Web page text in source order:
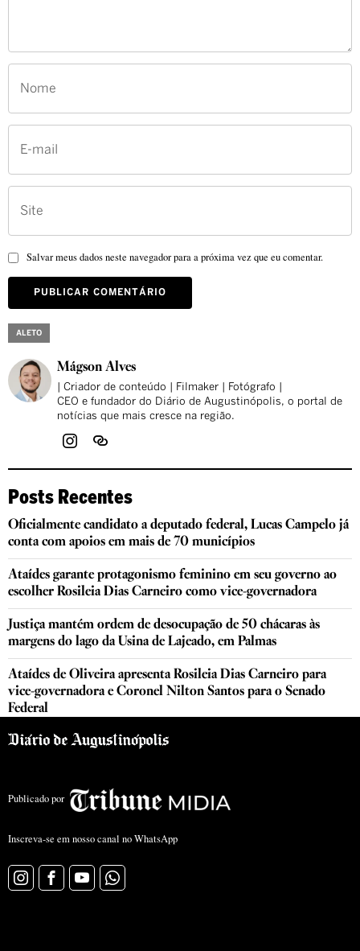
Salvar meus dados neste navegador para a próxima vez que eu comentar.
ALETO
Mágson Alves
| Criador de conteúdo | Filmaker | Fotógrafo |
CEO e fundador do Diário de Augustinópolis, o portal de
notícias que mais cresce na região.
Posts Recentes
Oficialmente candidato a deputado federal, Lucas Campelo já
conta com apoios em mais de 70 municípios
Ataídes garante protagonismo feminino em seu governo ao
escolher Rosileia Dias Carneiro como vice-governadora
Justiça mantém ordem de desocupação de 50 chácaras às
margens do lago da Usina de Lajeado, em Palmas
Ataídes de Oliveira apresenta Rosileia Dias Carneiro para
vice-governadora e Coronel Nilton Santos para o Senado
Federal
Publicado por
Inscreva-se em nosso canal no WhatsApp